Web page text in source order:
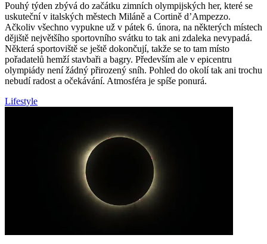
Pouhý týden zbývá do začátku zimních olympijských her, které se
uskuteční v italských městech Miláně a Cortině d’Ampezzo.
Ačkoliv všechno vypukne už v pátek 6. února, na některých místech
dějiště největšího sportovního svátku to tak ani zdaleka nevypadá.
Některá sportoviště se ještě dokončují, takže se to tam místo
pořadatelů hemží stavbaři a bagry. Především ale v epicentru
olympiády není žádný přirozený sníh. Pohled do okolí tak ani trochu
nebudí radost a očekávání. Atmosféra je spíše ponurá.
Lifestyle